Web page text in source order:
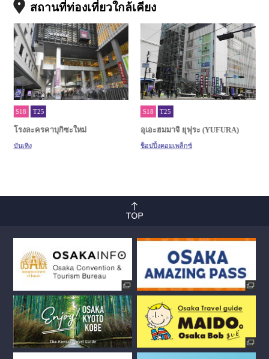
สถานที่ท่องเที่ยวใกล้เคียง
S18 T25
โรงละครคาบุกิซะใหม่
บันเทิง
S18 T25
อุเอะฮมมาจิ ยุฟุระ (YUFURA)
ช็อปปิ้งคอมเพล็กซ์